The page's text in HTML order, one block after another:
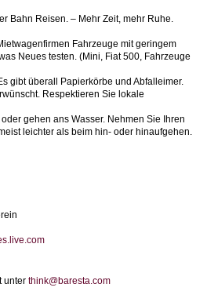
Bahn Reisen. – Mehr Zeit, mehr Ruhe.
Fahrzeuge mit geringem
Neues testen. (Mini, Fiat 500, Fahrzeuge
gibt überall Papierkörbe und Abfalleimer.
Respektieren Sie lokale
gehen ans Wasser. Nehmen Sie Ihren
leichter als beim hin- oder hinaufgehen.
unter think@baresta.com